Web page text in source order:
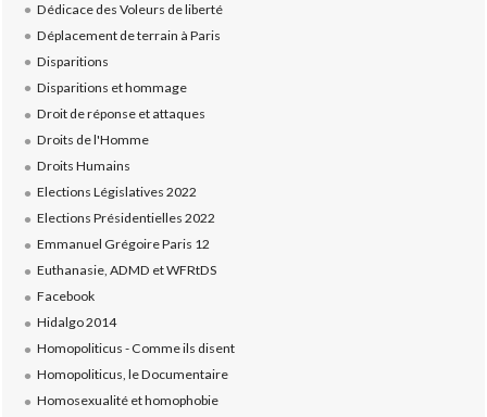
Dédicace des Voleurs de liberté
Déplacement de terrain à Paris
Disparitions
Disparitions et hommage
Droit de réponse et attaques
Droits de l'Homme
Droits Humains
Elections Législatives 2022
Elections Présidentielles 2022
Emmanuel Grégoire Paris 12
Euthanasie, ADMD et WFRtDS
Facebook
Hidalgo 2014
Homopoliticus - Comme ils disent
Homopoliticus, le Documentaire
Homosexualité et homophobie